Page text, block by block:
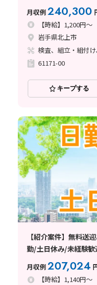
月収例240,300
【時給】1,200円～
岩手県北上市
検査、組立・組付
61171-00
キープする
【紹介案件】無料送
勤/土日休み/未経験歓
月収例207,024
【時給】1,140円～